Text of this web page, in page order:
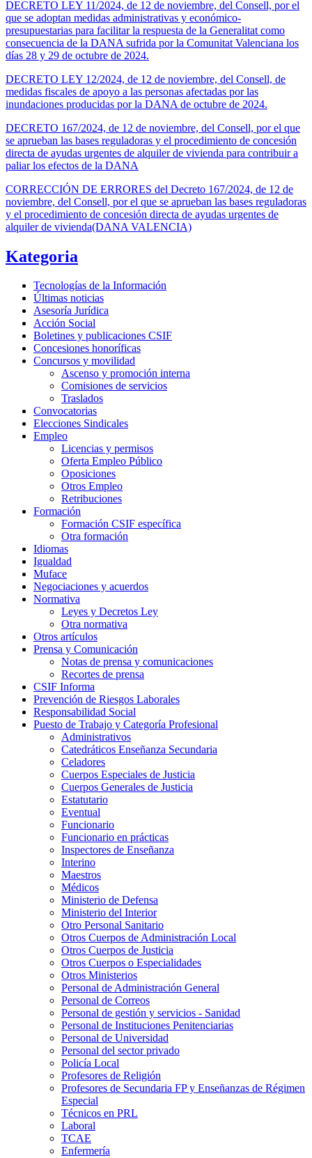
DECRETO LEY 11/2024, de 12 de noviembre, del Consell, por el
que se adoptan medidas administrativas y económico-
presupuestarias para facilitar la respuesta de la Generalitat como
consecuencia de la DANA sufrida por la Comunitat Valenciana los
días 28 y 29 de octubre de 2024.
DECRETO LEY 12/2024, de 12 de noviembre, del Consell, de
medidas fiscales de apoyo a las personas afectadas por las
inundaciones producidas por la DANA de octubre de 2024.
DECRETO 167/2024, de 12 de noviembre, del Consell, por el que
se aprueban las bases reguladoras y el procedimiento de concesión
directa de ayudas urgentes de alquiler de vivienda para contribuir a
paliar los efectos de la DANA
CORRECCIÓN DE ERRORES del Decreto 167/2024, de 12 de
noviembre, del Consell, por el que se aprueban las bases reguladoras
y el procedimiento de concesión directa de ayudas urgentes de
alquiler de vivienda(DANA VALENCIA)
Kategoria
Tecnologías de la Información
Últimas noticias
Asesoría Jurídica
Acción Social
Boletines y publicaciones CSIF
Concesiones honoríficas
Concursos y movilidad
Ascenso y promoción interna
Comisiones de servicios
Traslados
Convocatorias
Elecciones Sindicales
Empleo
Licencias y permisos
Oferta Empleo Público
Oposiciones
Otros Empleo
Retribuciones
Formación
Formación CSIF específica
Otra formación
Idiomas
Igualdad
Muface
Negociaciones y acuerdos
Normativa
Leyes y Decretos Ley
Otra normativa
Otros artículos
Prensa y Comunicación
Notas de prensa y comunicaciones
Recortes de prensa
CSIF Informa
Prevención de Riesgos Laborales
Responsabilidad Social
Puesto de Trabajo y Categoría Profesional
Administrativos
Catedráticos Enseñanza Secundaria
Celadores
Cuerpos Especiales de Justicia
Cuerpos Generales de Justicia
Estatutario
Eventual
Funcionario
Funcionario en prácticas
Inspectores de Enseñanza
Interino
Maestros
Médicos
Ministerio de Defensa
Ministerio del Interior
Otro Personal Sanitario
Otros Cuerpos de Administración Local
Otros Cuerpos de Justicia
Otros Cuerpos o Especialidades
Otros Ministerios
Personal de Administración General
Personal de Correos
Personal de gestión y servicios - Sanidad
Personal de Instituciones Penitenciarias
Personal de Universidad
Personal del sector privado
Policía Local
Profesores de Religión
Profesores de Secundaria FP y Enseñanzas de Régimen
Especial
Técnicos en PRL
Laboral
TCAE
Enfermería